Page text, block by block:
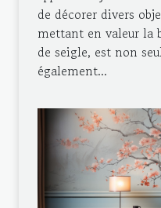
de décorer divers
mettant en valeur la
de seigle, est non
également...